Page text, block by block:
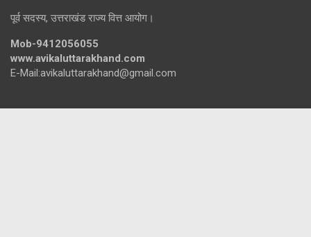
पूर्व सदस्य, उत्तराखंड राज्य वित्त आयोग।
Mob-9412056055
www.avikaluttarakhand.com
E-Mail:avikaluttarakhand@gmail.com